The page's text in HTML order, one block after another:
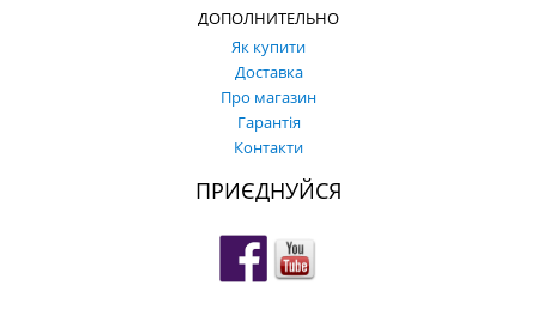
ДОПОЛНИТЕЛЬНО
Як купити
Доставка
Про магазин
Гарантія
Контакти
ПРИЄДНУЙСЯ